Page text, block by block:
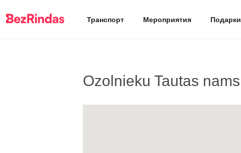
Транспорт Мероприятия Подарки
Ozolnieku Tautas nams